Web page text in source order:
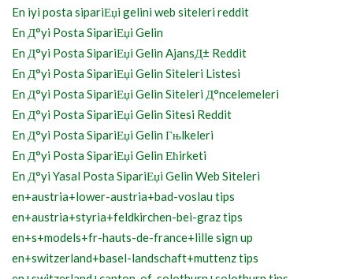
En iyi posta sipariЕџi gelini web siteleri reddit
En Д°yi Posta SipariЕџi Gelin
En Д°yi Posta SipariЕџi Gelin AjansД± Reddit
En Д°yi Posta SipariЕџi Gelin Siteleri Listesi
En Д°yi Posta SipariЕџi Gelin Siteleri Д°ncelemeleri
En Д°yi Posta SipariЕџi Gelin Sitesi Reddit
En Д°yi Posta SipariЕџi Gelin Гњlkeleri
En Д°yi Posta SipariЕџi Gelin Ећirketi
En Д°yi Yasal Posta SipariЕџi Gelin Web Siteleri
en+austria+lower-austria+bad-voslau tips
en+austria+styria+feldkirchen-bei-graz tips
en+s+models+fr-hauts-de-france+lille sign up
en+switzerland+basel-landschaft+muttenz tips